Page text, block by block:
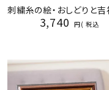
最新のチラシはこちら
ACCOUNT MENU
ようこそ ゲスト 様
刺繍糸の絵・おしどりと
3,740 税込